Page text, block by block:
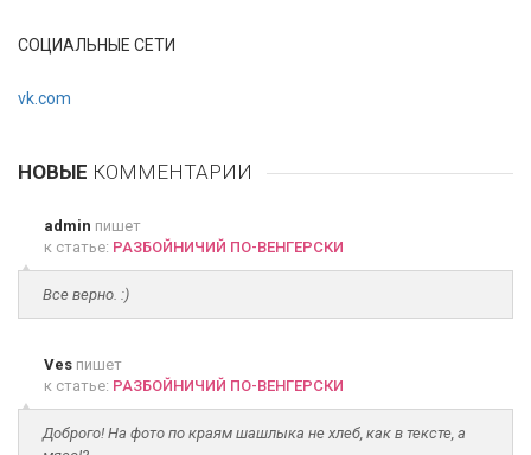
СОЦИАЛЬНЫЕ СЕТИ
vk.com
НОВЫЕ КОММЕНТАРИИ
admin пишет
к статье: РАЗБОЙНИЧИЙ ПО-ВЕНГЕРСКИ
Все верно. :)
Ves пишет
к статье: РАЗБОЙНИЧИЙ ПО-ВЕНГЕРСКИ
Доброго! На фото по краям шашлыка не хлеб, как в тексте, а